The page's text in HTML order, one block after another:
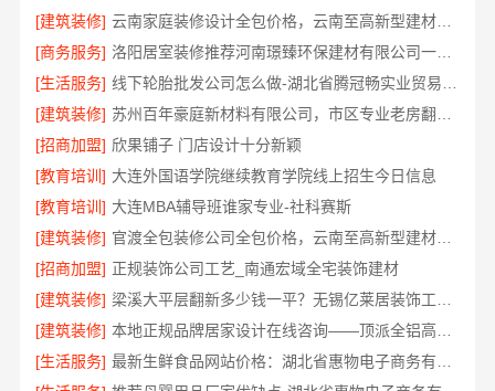
[建筑装修]
云南家庭装修设计全包价格，云南至高新型建材有限公司
[商务服务]
洛阳居室装修推荐河南璟臻环保建材有限公司一站式服务
[生活服务]
[建筑装修]
[招商加盟] 欣果铺子 门店设计十分新颖
[教育培训] 大连外国语学院继续教育学院线上招生今日信息
[教育培训] 大连MBA辅导班谁家专业-社科赛斯
[建筑装修]
官渡全包装修公司全包价格，云南至高新型建材有限公司
[招商加盟] 正规装饰公司工艺_南通宏域全宅装饰建材
[建筑装修]
[建筑装修]
[生活服务]